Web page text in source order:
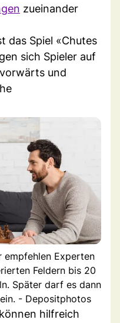
zueinander
das Spiel «Chutes
sich Spieler auf
und
empfehlen Experten
Feldern bis 20
Später darf es dann
- Depositphotos
hilfreich